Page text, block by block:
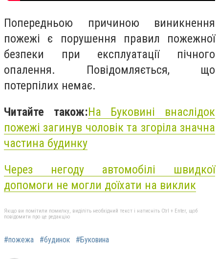
Попередньою причиною виникнення
пожежі є порушення правил пожежної
безпеки при експлуатації пічного
опалення. Повідомляється, що
потерпілих немає.
Читайте також:На Буковині внаслідок
пожежі загинув чоловік та згоріла значна
частина будинку
Через негоду автомобілі швидкої
допомоги не могли доїхати на виклик
Якщо ви помітили помилку, виділіть необхідний текст і натисніть Ctrl + Enter, щоб
повідомити про це редакцію
#пожежа #будинок #Буковина